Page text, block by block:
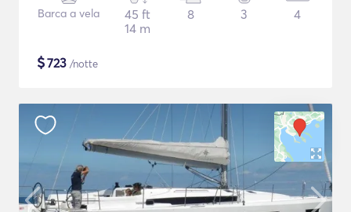
Barca a vela
45 ft
14 m
8 3 4
$723 /notte